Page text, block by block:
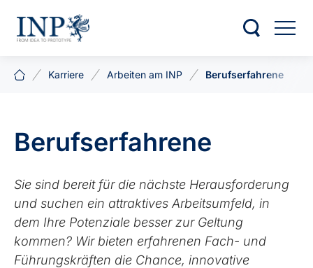
Karriere Arbeiten am INP Berufserfahrene
Berufserfahrene
Sie sind bereit für die nächste Heraus­forderung
und suchen ein attraktives Arbeits­umfeld, in
dem Ihre Potenziale besser zur Geltung
kommen? Wir bieten erfahrenen Fach- und
Führungs­kräften die Chance, innovative